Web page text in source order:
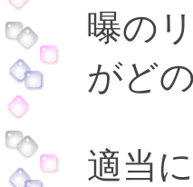
曝の
がど
適当